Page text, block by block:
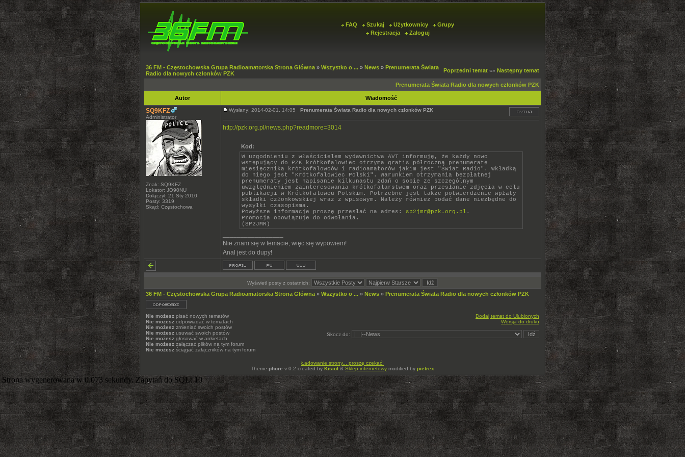
FAQ Szukaj Użytkownicy
Grupy
Rejestracja
Zaloguj
36 FM - Częstochowska Grupa Radioamatorska Strona Główna » Wszystko o ... » News » Prenumerata Świata
Radio dla nowych członków PZK
Poprzedni temat «» Następny temat
Prenumerata Świata Radio dla nowych członków PZK
Autor Wiadomość
SQ9KFZ
Administrator
Znak: SQ9KFZ
Lokator: JO90NU
Dołączył: 21 Sty 2010
Posty: 3319
Skąd: Częstochowa
Wysłany: 2014-02-01, 14:05 Prenumerata Świata Radio dla nowych członków PZK
http://pzk.org.pl/news.php?readmore=3014
Kod:
W uzgodnieniu z właścicielem wydawnictwa AVT informuję, że każdy nowo
wstępujący do PZK krótkofalowiec otrzyma gratis półroczną prenumeratę
miesięcznika krótkofalowców i radioamatorów jakim jest "Świat Radio". Wkładką
do niego jest "Krótkofalowiec Polski". Warunkiem otrzymania bezpłatnej
prenumeraty jest napisanie kilkunastu zdań o sobie ze szczególnym
uwzględnieniem zainteresowania krótkofalarstwem oraz przesłanie zdjęcia w celu
publikacji w Krótkofalowcu Polskim. Potrzebne jest także potwierdzenie wpłaty
składki członkowskiej wraz z wpisowym. Należy również podać dane niezbędne do
wysyłki czasopisma.
Powyższe informacje proszę przesłać na adres:
sp2jmr@pzk.org.pl .
Promocja obowiązuje do odwołania.
(SP2JMR)
Nie znam się w temacie, więc się wypowiem!
Anal jest do dupy!
Wyświetl posty z ostatnich:
36 FM - Częstochowska Grupa Radioamatorska Strona Główna » Wszystko o ... » News » Prenumerata Świata Radio dla nowych członków PZK
Nie możesz pisać nowych tematów
Nie możesz odpowiadać w tematach
Nie możesz zmieniać swoich postów
Nie możesz usuwać swoich postów
Nie możesz głosować w ankietach
Nie możesz załączać plików na tym forum
Nie możesz ściągać załączników na tym forum
Dodaj temat do Ulubionych
Wersja do druku
Skocz do:
Ładowanie strony... proszę czekać!
Theme phore v 0.2 created by Kisioł & Sklep internetowy modified by pietrex
Strona wygenerowana w 0.073 sekundy. Zapytań do SQL: 10